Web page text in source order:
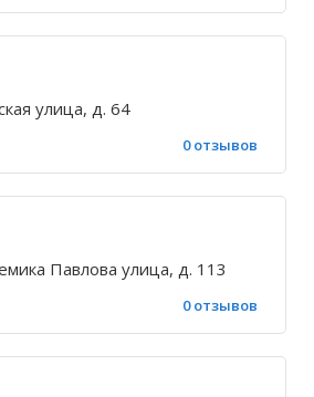
улица, д. 64
0 отзывов
Павлова улица, д. 113
0 отзывов